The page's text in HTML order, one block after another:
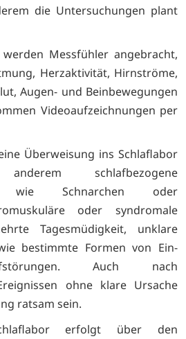
die Untersuchungen plant
Messfühler angebracht,
Herzaktivität, Hirnströme,
Augen- und Beinbewegungen
Videoaufzeichnungen per
Überweisung ins Schlaflabor
schlafbezogene
wie Schnarchen oder
oder syndromale
Tagesmüdigkeit, unklare
bestimmte Formen von Ein-
Auch nach
ohne klare Ursache
ratsam sein.
erfolgt über den